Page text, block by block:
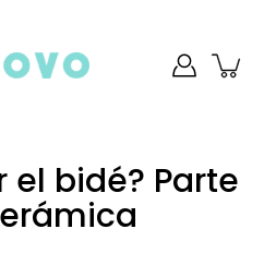
el bidé? Parte